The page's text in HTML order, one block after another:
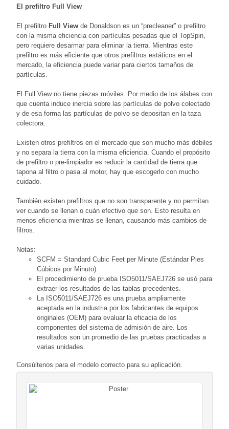
El prefiltro Full View
El prefiltro Full View de Donaldson es un “precleaner” o prefiltro
con la misma eficiencia con partículas pesadas que el TopSpin,
pero requiere desarmar para eliminar la tierra. Mientras este
prefiltro es más eficiente que otros prefiltros estáticos en el
mercado, la eficiencia puede variar para ciertos tamaños de
partículas.
El Full View no tiene piezas móviles. Por medio de los álabes con
que cuenta induce inercia sobre las partículas de polvo colectado
y de esa forma las partículas de polvo se depositan en la taza
colectora.
Existen otros prefiltros en el mercado que son mucho más débiles
y no separa la tierra con la misma eficiencia. Cuando el propósito
de prefiltro o pre-limpiador es reducir la cantidad de tierra que
tapona al filtro o pasa al motor, hay que escogerlo con mucho
cuidado.
También existen prefiltros que no son transparente y no permitan
ver cuando se llenan o cuán efectivo que son. Esto resulta en
menos eficiencia mientras se llenan, causando más cambios de
filtros.
Notas:
SCFM = Standard Cubic Feet per Minute (Estándar Pies
Cúbicos por Minuto).
El procedimiento de prueba ISO5011/SAEJ726 se usó para
extraer los resultados de las tablas precedentes.
La ISO5011/SAEJ726 es una prueba ampliamente
aceptada en la industria por los fabricantes de equipos
originales (OEM) para evaluar la eficacia de los
componentes del sistema de admisión de aire. Los
resultados son un promedio de las pruebas practicadas a
varias unidades.
Consúltenos para el modelo correcto para su aplicación.